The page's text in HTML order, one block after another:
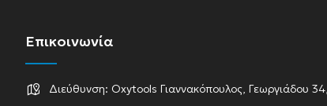
Επικοινωνία
Διεύθυνση: Oxytools Γιαννακόπουλος, Γεωργιάδου